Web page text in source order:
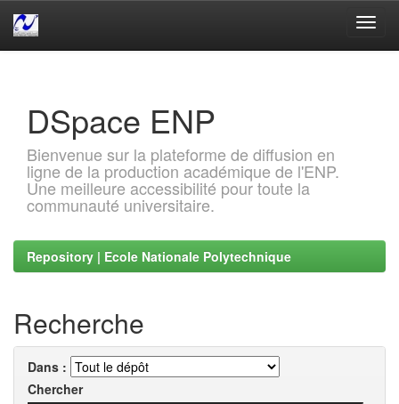
DSpace ENP
Bienvenue sur la plateforme de diffusion en
ligne de la production académique de l'ENP.
Une meilleure accessibilité pour toute la
communauté universitaire.
Repository | Ecole Nationale Polytechnique
Recherche
Dans :
Chercher